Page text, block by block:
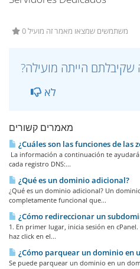
0 משתמשים שמצאו מאמר זה מועיל
לא
מאמרים קשורים
¿Cuáles son las funciones de las
La información a continuación te
cada registro DNS:...
¿Qué es un dominio adicional?
¿Qué es un dominio adicional? Un
completamente funcional que...
¿Cómo redireccionar un
1. En primer lugar, inicia sesión en
haz click en el...
¿Cómo parquear un dominio en
Se puede parquear un dominio en un